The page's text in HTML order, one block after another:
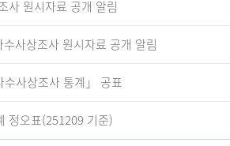
사 원시자료 공개 알림
사상조사 원시자료 공개 알림
수사상조사 통계」 공표
정오표(251209 기준)